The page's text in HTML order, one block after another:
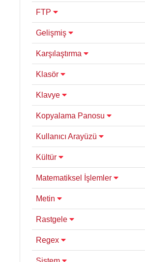
FTP
Gelişmiş
Karşılaştırma
Klasör
Klavye
Kopyalama Panosu
Kullanıcı Arayüzü
Kültür
Matematiksel İşlemler
Metin
Rastgele
Regex